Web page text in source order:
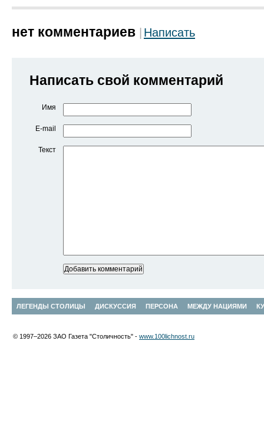
нет комментариев Написать
Написать свой комментарий
Имя
E-mail
Текст
ЛЕГЕНДЫ СТОЛИЦЫ ДИСКУССИЯ ПЕРСОНА МЕЖДУ НАЦИЯМИ
© 1997–2026 ЗАО Газета "Столичность" - www.100lichnost.ru